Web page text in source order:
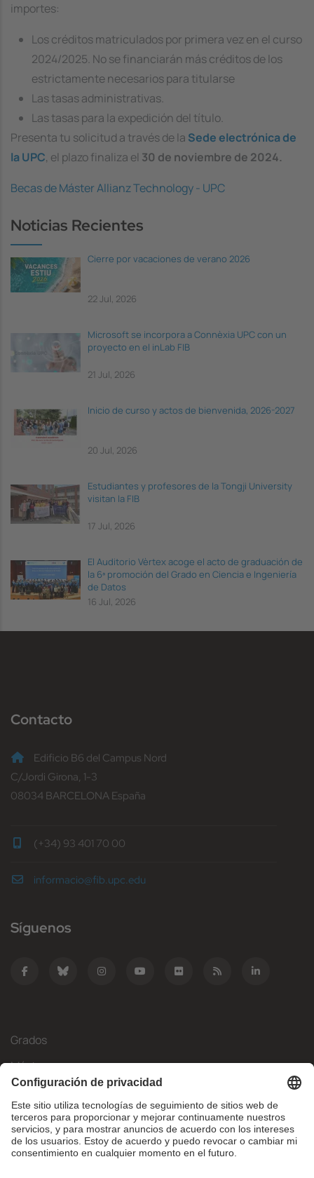
importes:
Los créditos matriculados por primera vez en el curso
2024/2025. No se financiarán más créditos de los
estrictamente necesarios para titularse
Las tasas administrativas.
Las tasas para la expedición del título.
Presenta tu solicitud a través de la Sede electrónica de
la UPC, el plazo finaliza el 30 de noviembre de 2024.
Becas de Máster Allianz Technology - UPC
Noticias Recientes
Cierre por vacaciones de verano 2026
22 Jul, 2026
Microsoft se incorpora a Connèxia UPC con un
proyecto en el inLab FIB
21 Jul, 2026
Inicio de curso y actos de bienvenida, 2026-2027
20 Jul, 2026
Estudiantes y profesores de la Tongji University
visitan la FIB
17 Jul, 2026
El Auditorio Vèrtex acoge el acto de graduación de
la 6ª promoción del Grado en Ciencia e Ingeniería
de Datos
16 Jul, 2026
Contacto
Edificio B6 del Campus Nord
C/Jordi Girona, 1-3
08034 BARCELONA España
(+34) 93 401 70 00
informacio@fib.upc.edu
Síguenos
Grados
Másteres
Movilidad Internacional
Investigación
Empresa